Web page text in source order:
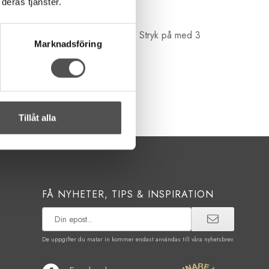
Marknadsföring
Tillåt alla
axelband och väskremmar. Stryk på med 3
och bandets längd är 4 m.
FÅ NYHETER, TIPS & INSPIRATION
De uppgifter du matar in kommer endast användas till våra nyhetsbrev.